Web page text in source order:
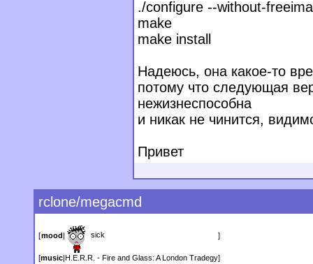
./configure --without-
make
make install
Надеюсь, она какое-то
потому что следующая
нежизнеспособна
и никак не чинится,
Привет
rclone/megacmd
[mood| sick ]
[music|H.E.R.R. - Fire and Glass: A London Tradegy]